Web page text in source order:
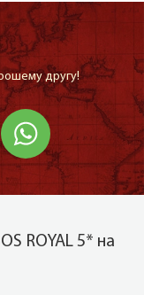
другу!
ROYAL 5* на